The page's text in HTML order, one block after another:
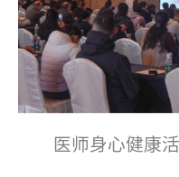
医师身心健康